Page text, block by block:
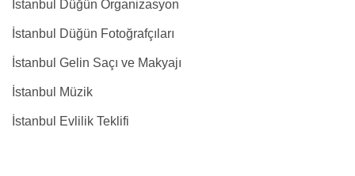
İstanbul Düğün Organizasyon
İstanbul Düğün Fotoğrafçıları
İstanbul Gelin Saçı ve Makyajı
İstanbul Müzik
İstanbul Evlilik Teklifi